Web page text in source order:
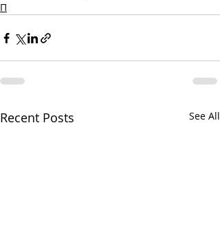
П
Recent Posts See All